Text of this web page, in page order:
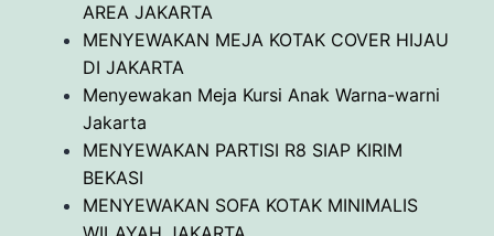
AREA JAKARTA
MENYEWAKAN MEJA KOTAK COVER HIJAU
DI JAKARTA
Menyewakan Meja Kursi Anak Warna-warni
Jakarta
MENYEWAKAN PARTISI R8 SIAP KIRIM
BEKASI
MENYEWAKAN SOFA KOTAK MINIMALIS